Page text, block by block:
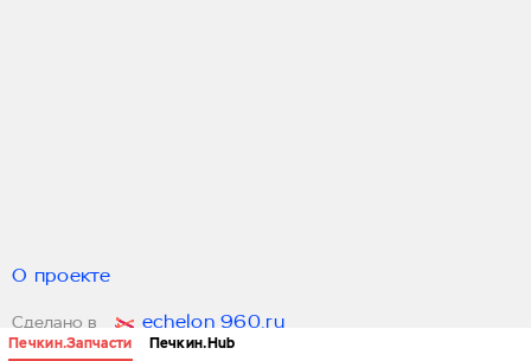
Печкин.Запчасти Печкин.Hub
О проекте
Сделано в echelon 960.ru